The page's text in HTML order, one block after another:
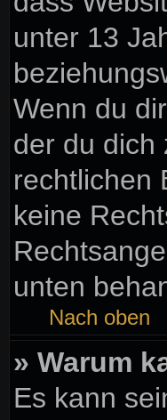
unter 13
Wenn du
der du dich
rechtlichen
keine
unten
Nach oben
» Warum
Es kann